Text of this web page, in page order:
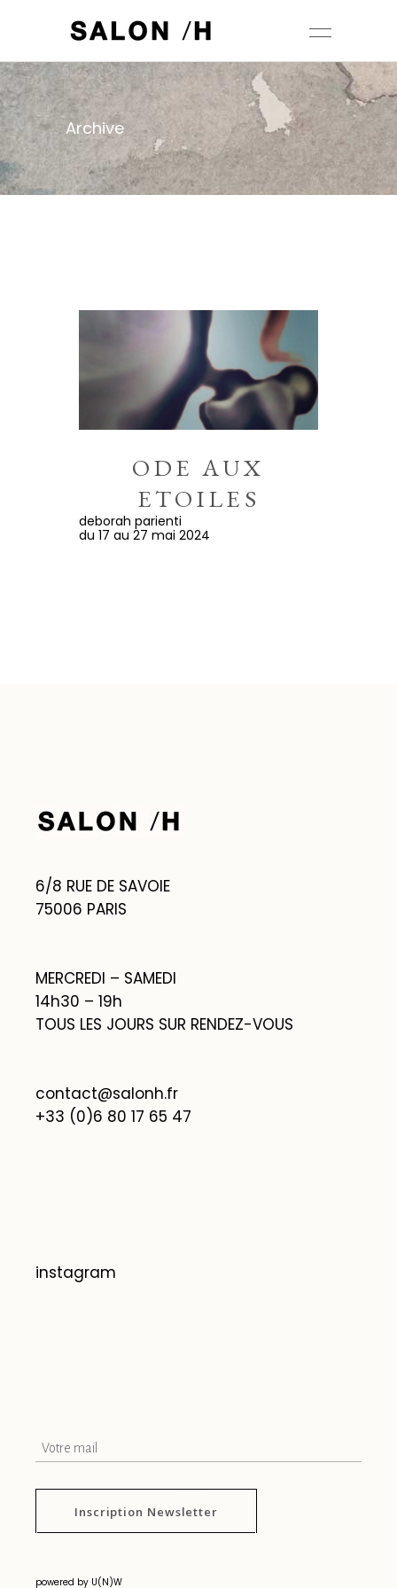
Archive
ODE AUX
ETOILES
deborah parienti
du 17 au 27 mai 2024
6/8 RUE DE SAVOIE
75006 PARIS
MERCREDI – SAMEDI
14h30 – 19h
TOUS LES JOURS SUR RENDEZ-VOUS
contact@salonh.fr
+33 (0)6 80 17 65 47
instagram
Inscription Newsletter
powered by U(N)W